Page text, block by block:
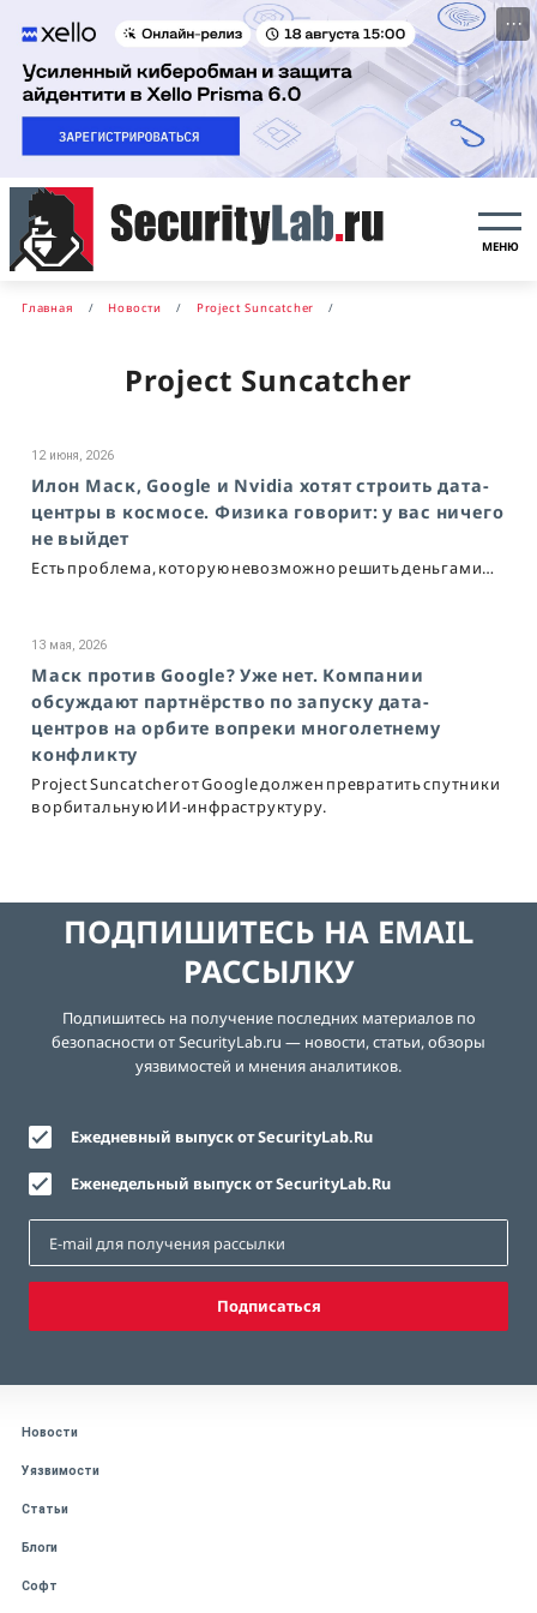
···
МЕНЮ
Главная Новости Project Suncatcher
Project Suncatcher
12 июня, 2026
Илон Маск, Google и Nvidia хотят строить дата-
центры в космосе. Физика говорит: у вас ничего
не выйдет
Есть проблема, которую невозможно решить деньгами…
13 мая, 2026
Маск против Google? Уже нет. Компании
обсуждают партнёрство по запуску дата-
центров на орбите вопреки многолетнему
конфликту
Project Suncatcher от Google должен превратить спутники
в орбитальную ИИ-инфраструктуру.
ПОДПИШИТЕСЬ НА EMAIL
РАССЫЛКУ
Подпишитесь на получение последних материалов по
безопасности от SecurityLab.ru — новости, статьи, обзоры
уязвимостей и мнения аналитиков.
Ежедневный выпуск от SecurityLab.Ru
Еженедельный выпуск от SecurityLab.Ru
Подписаться
Новости
Уязвимости
Статьи
Блоги
Софт